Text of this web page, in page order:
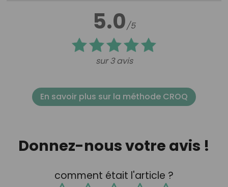
5.0/5
sur 3 avis
En savoir plus sur la méthode CROQ
Donnez-nous votre avis !
comment était l'article ?